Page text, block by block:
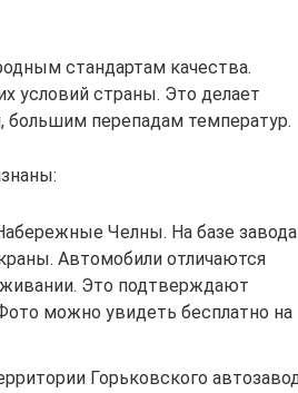
стандартам качества.
условий страны. Это делает
перепадам температур.
Челны. На базе завода
Автомобили отличаются
Это подтверждают
можно увидеть бесплатно на
Горьковского